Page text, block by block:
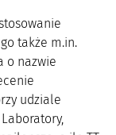
także m.in.
o nazwie
udziale